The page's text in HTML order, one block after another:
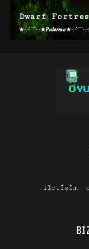
Dwarf
İletişim: